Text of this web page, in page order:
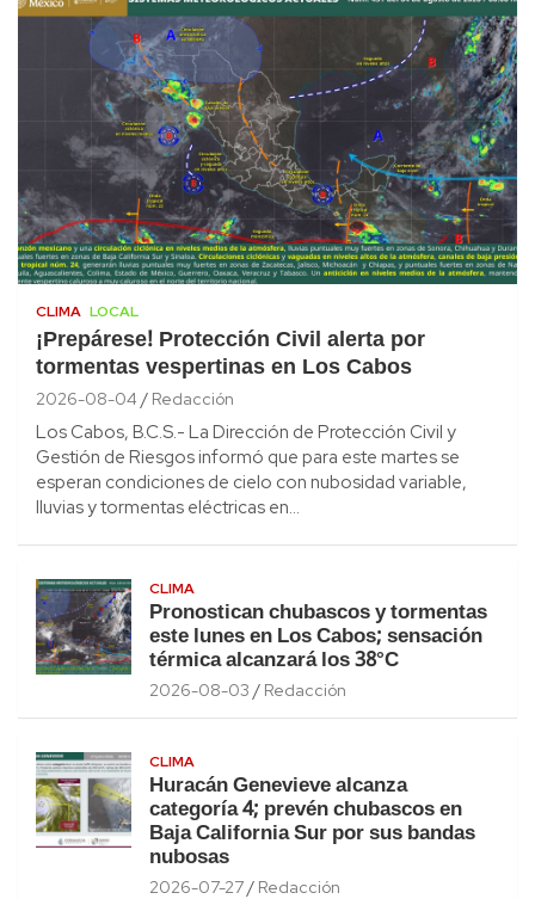
CLIMA LOCAL
¡Prepárese! Protección Civil alerta por
tormentas vespertinas en Los Cabos
2026-08-04 Redacción
Los Cabos, B.C.S.- La Dirección de Protección Civil y
Gestión de Riesgos informó que para este martes se
esperan condiciones de cielo con nubosidad variable,
lluvias y tormentas eléctricas en…
CLIMA
Pronostican chubascos y tormentas
este lunes en Los Cabos; sensación
térmica alcanzará los 38°C
2026-08-03 Redacción
CLIMA
Huracán Genevieve alcanza
categoría 4; prevén chubascos en
Baja California Sur por sus bandas
nubosas
2026-07-27 Redacción